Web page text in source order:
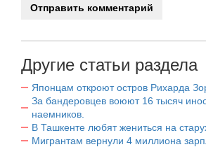
Другие статьи раздела
Японцам откроют остров Рихарда
За бандеровцев воюют 16 тысяч
наемников.
В Ташкенте любят жениться на
Мигрантам вернули 4 миллиона